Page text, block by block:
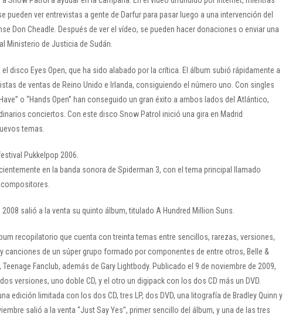
pueden ver entrevistas a gente de Darfur para pasar luego a una intervención del
Don Cheadle. Después de ver el vídeo, se pueden hacer donaciones o enviar una
Ministerio de Justicia de Sudán.
el disco Eyes Open, que ha sido alabado por la crítica. El álbum subió rápidamente a
de ventas de Reino Unido e Irlanda, consiguiendo el número uno. Con singles
o “Hands Open” han conseguido un gran éxito a ambos lados del Atlántico,
conciertos. Con este disco Snow Patrol inició una gira en Madrid
temas.
Pukkelpop 2006.
en la banda sonora de Spiderman 3, con el tema principal llamado
2008 salió a la venta su quinto álbum, titulado A Hundred Million Suns.
recopilatorio que cuenta con treinta temas entre sencillos, rarezas, versiones,
canciones de un súper grupo formado por componentes de entre otros, Belle &
Fanclub, además de Gary Lightbody. Publicado el 9 de noviembre de 2009,
versiones, uno doble CD, y el otro un digipack con los dos CD más un DVD.
edición limitada con los dos CD, tres LP, dos DVD, una litografía de Bradley Quinn y
salió a la venta “Just Say Yes”, primer sencillo del álbum, y una de las tres